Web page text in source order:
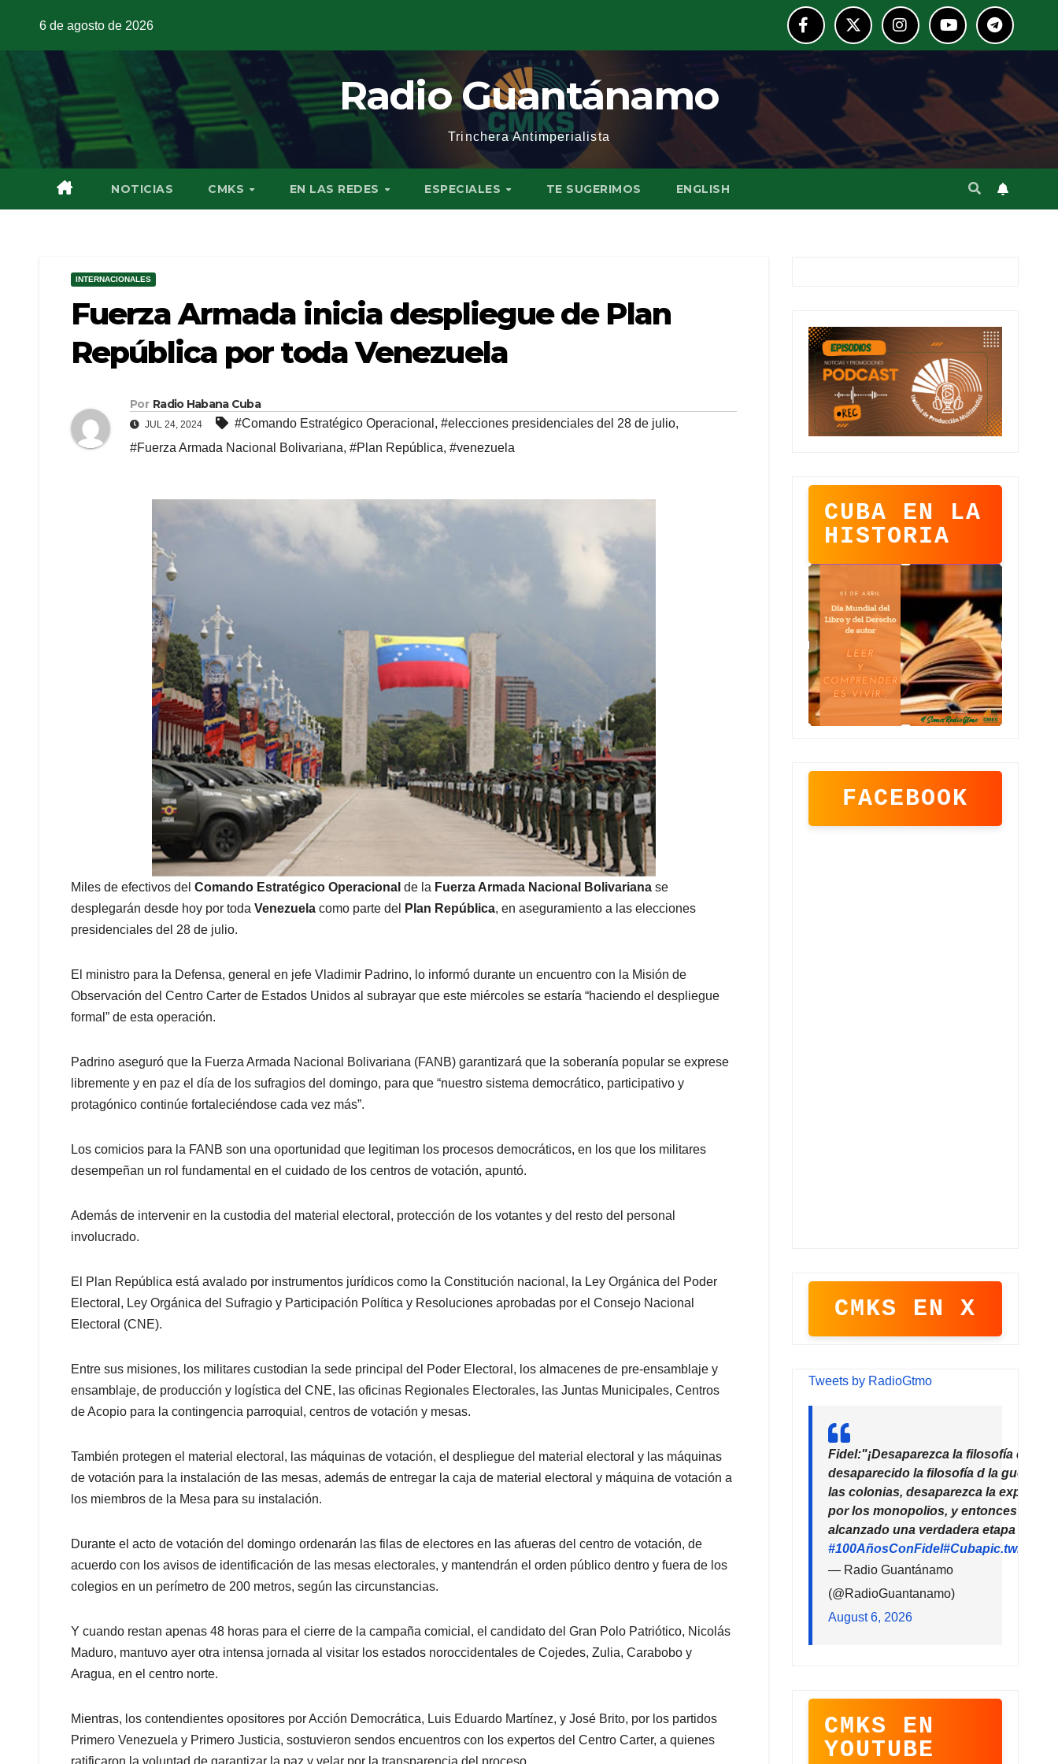
6 de agosto de 2026
Radio Guantánamo
Trinchera Antimperialista
NOTICIAS CMKS EN LAS REDES ESPECIALES TE SUGERIMOS ENGLISH
INTERNACIONALES
Fuerza Armada inicia despliegue de Plan
República por toda Venezuela
Por Radio Habana Cuba
JUL 24, 2024 #Comando Estratégico Operacional , #elecciones presidenciales del 28 de julio,
#Fuerza Armada Nacional Bolivariana, #Plan República, #venezuela
Miles de efectivos del Comando Estratégico Operacional de la Fuerza Armada Nacional Bolivariana se
desplegarán desde hoy por toda Venezuela como parte del Plan República, en aseguramiento a las elecciones
presidenciales del 28 de julio.
El ministro para la Defensa, general en jefe Vladimir Padrino, lo informó durante un encuentro con la Misión de
Observación del Centro Carter de Estados Unidos al subrayar que este miércoles se estaría “haciendo el despliegue
formal” de esta operación.
Padrino aseguró que la Fuerza Armada Nacional Bolivariana (FANB) garantizará que la soberanía popular se exprese
libremente y en paz el día de los sufragios del domingo, para que “nuestro sistema democrático, participativo y
protagónico continúe fortaleciéndose cada vez más”.
Los comicios para la FANB son una oportunidad que legitiman los procesos democráticos, en los que los militares
desempeñan un rol fundamental en el cuidado de los centros de votación, apuntó.
Además de intervenir en la custodia del material electoral, protección de los votantes y del resto del personal
involucrado.
El Plan República está avalado por instrumentos jurídicos como la Constitución nacional, la Ley Orgánica del Poder
Electoral, Ley Orgánica del Sufragio y Participación Política y Resoluciones aprobadas por el Consejo Nacional
Electoral (CNE).
Entre sus misiones, los militares custodian la sede principal del Poder Electoral, los almacenes de pre-ensamblaje y
ensamblaje, de producción y logística del CNE, las oficinas Regionales Electorales, las Juntas Municipales, Centros
de Acopio para la contingencia parroquial, centros de votación y mesas.
También protegen el material electoral, las máquinas de votación, el despliegue del material electoral y las máquinas
de votación para la instalación de las mesas, además de entregar la caja de material electoral y máquina de votación a
los miembros de la Mesa para su instalación.
Durante el acto de votación del domingo ordenarán las filas de electores en las afueras del centro de votación, de
acuerdo con los avisos de identificación de las mesas electorales, y mantendrán el orden público dentro y fuera de los
colegios en un perímetro de 200 metros, según las circunstancias.
Y cuando restan apenas 48 horas para el cierre de la campaña comicial, el candidato del Gran Polo Patriótico, Nicolás
Maduro, mantuvo ayer otra intensa jornada al visitar los estados noroccidentales de Cojedes, Zulia, Carabobo y
Aragua, en el centro norte.
Mientras, los contendientes opositores por Acción Democrática, Luis Eduardo Martínez, y José Brito, por los partidos
Primero Venezuela y Primero Justicia, sostuvieron sendos encuentros con los expertos del Centro Carter, a quienes
CUBA EN LA
HISTORIA
FACEBOOK
CMKS EN X
Tweets by RadioGtmo
Fidel:"¡Desaparezca la filosofía del
desaparecido la filosofía d la guerra!
las colonias, desaparezca la
por los monopolios, y entonces la
alcanzado una verdadera etapa de
#100AñosConFidel#Cuba
— Radio Guantánamo
(@RadioGuantanamo)
August 6, 2026
CMKS EN
YOUTUBE